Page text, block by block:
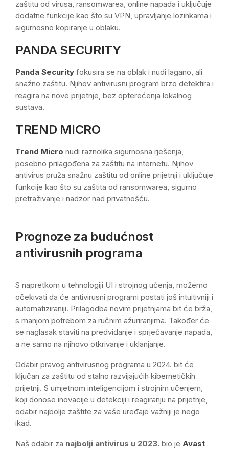
zaštitu od virusa, ransomwarea, online napada i uključuje
dodatne funkcije kao što su VPN, upravljanje lozinkama i
sigurnosno kopiranje u oblaku.
PANDA SECURITY
Panda Security fokusira se na oblak i nudi lagano, ali
snažno zaštitu. Njihov antivirusni program brzo detektira i
reagira na nove prijetnje, bez opterećenja lokalnog
sustava.
TREND MICRO
Trend Micro nudi raznolika sigurnosna rješenja,
posebno prilagođena za zaštitu na internetu. Njihov
antivirus pruža snažnu zaštitu od online prijetnji i uključuje
funkcije kao što su zaštita od ransomwarea, sigurno
pretraživanje i nadzor nad privatnošću.
Prognoze za budućnost
antivirusnih programa
S napretkom u tehnologiji UI i strojnog učenja, možemo
očekivati da će antivirusni programi postati još intuitivniji i
automatiziraniji. Prilagodba novim prijetnjama bit će brža,
s manjom potrebom za ručnim ažuriranjima. Također će
se naglasak staviti na predviđanje i sprječavanje napada,
a ne samo na njihovo otkrivanje i uklanjanje.
Odabir pravog antivirusnog programa u 2024. bit će
ključan za zaštitu od stalno razvijajućih kibernetičkih
prijetnji. S umjetnom inteligencijom i strojnim učenjem,
koji donose inovacije u detekciji i reagiranju na prijetnje,
odabir najbolje zaštite za vaše uređaje važniji je nego
ikad.
Naš odabir za najbolji antivirus u 2023. bio je Avast